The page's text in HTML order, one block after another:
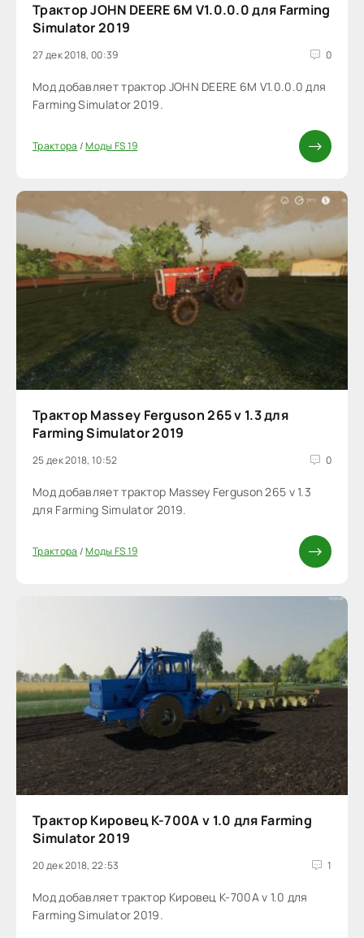
Трактор JOHN DEERE 6M V1.0.0.0 для Farming
Simulator 2019
27 дек 2018, 00:39 0
Мод добавляет трактор JOHN DEERE 6M V1.0.0.0 для
Farming Simulator 2019.
Трактора /Моды FS 19
Трактор Massey Ferguson 265 v 1.3 для
Farming Simulator 2019
25 дек 2018, 10:52 0
Мод добавляет трактор Massey Ferguson 265 v 1.3
для Farming Simulator 2019.
Трактора /Моды FS 19
Трактор Кировец К-700А v 1.0 для Farming
Simulator 2019
20 дек 2018, 22:53 1
Мод добавляет трактор Кировец К-700А v 1.0 для
Farming Simulator 2019.